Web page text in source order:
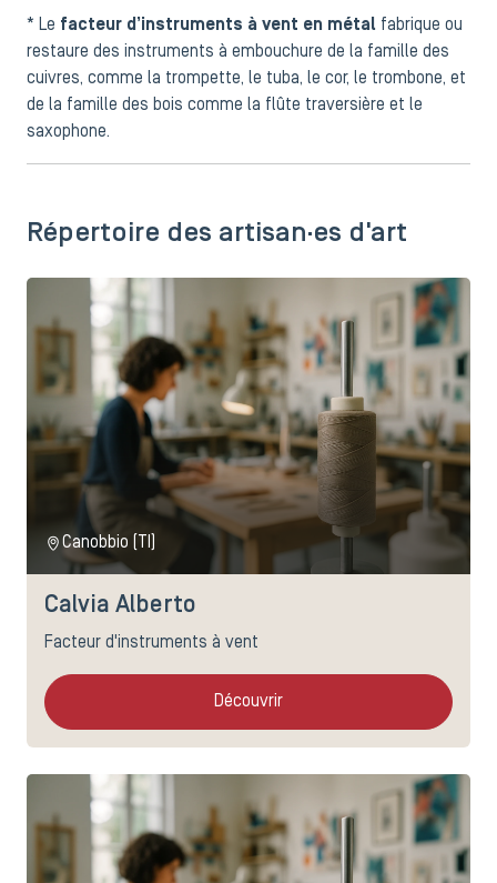
* Le facteur d’instruments à vent en métal fabrique ou
restaure des instruments à embouchure de la famille des
cuivres, comme la trompette, le tuba, le cor, le trombone, et
de la famille des bois comme la flûte traversière et le
saxophone.
Répertoire des artisan·es d'art
Canobbio (TI)
Calvia Alberto
Facteur d'instruments à vent
Découvrir